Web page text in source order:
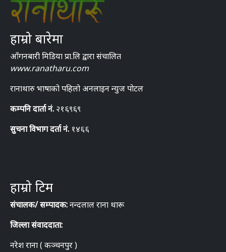
हाम्रो बारेमा
आँगनबारी मिडिया प्रा.लि द्वारा संचालित
www.ranatharu.com
रानाथारु भाषाको पहिलो अनलाइन न्युज पोटल
कम्पनि दार्ता नं. २१६९६९
सुचना विभाग दर्ता नं. १४६६
हाम्रो टिम
संचालक/ सम्पादक:नन्दलाल राना थारू
जिल्ला संवाददाता:
नरेश राना ( कञ्चनपुर )